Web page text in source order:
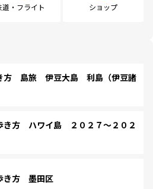
道・フライト ショップ
方 島旅 伊豆大島 利島（伊豆諸
き方 ハワイ島 ２０２７～２０２
き方 墨田区